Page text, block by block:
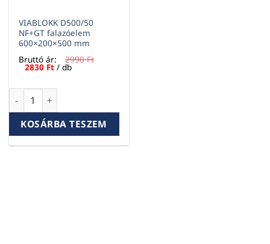
VIABLOKK D500/50
NF+GT falazóelem
600×200×500 mm
Bruttó ár:
2990Ft
Original
price
2990 Ft.
2830 FtCurrent
price
2830 Ft.
/ db
VIABLOKK D500/50 NF+GT falazóelem 600×200×500 mm
KOSÁRBA TESZEM